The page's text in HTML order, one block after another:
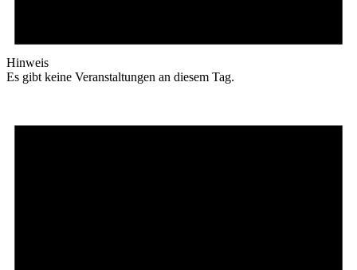
Hinweis
Es gibt keine Veranstaltungen an diesem Tag.